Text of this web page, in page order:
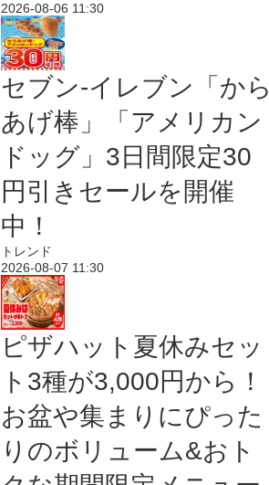
2026-08-06 11:30
セブン‐イレブン「から
あげ棒」「アメリカン
ドッグ」3日間限定30
円引きセールを開催
中！
トレンド
2026-08-07 11:30
ピザハット夏休みセッ
ト3種が3,000円から！
お盆や集まりにぴった
りのボリューム&おト